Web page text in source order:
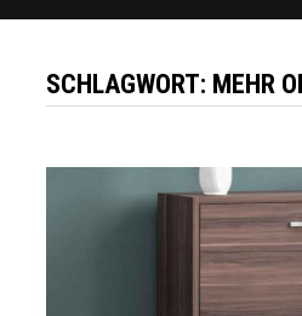
SCHLAGWORT: MEHR